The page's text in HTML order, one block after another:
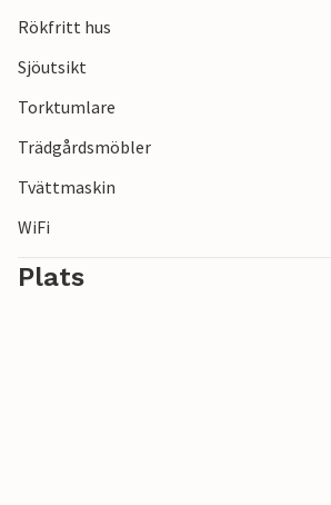
Rökfritt hus
Sjöutsikt
Torktumlare
Trädgårdsmöbler
Tvättmaskin
WiFi
Plats